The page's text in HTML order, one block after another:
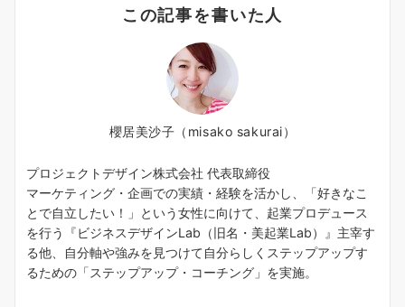
この記事を書いた人
櫻居美沙子（misako sakurai）
プロジェクトデザイン株式会社 代表取締役
マーケティング・企画での実績・経験を活かし、「好きなこ
とで自立したい！」という女性に向けて、起業プロデュース
を行う『ビジネスデザインLab（旧名・美起業Lab）』主宰す
る他、自分軸や強みを見つけて自分らしくステップアップす
るための「ステップアップ・コーチング」を実施。